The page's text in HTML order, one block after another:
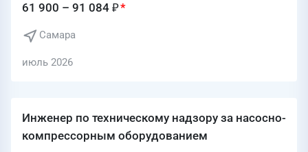
61 900 – 91 084 ₽
Самара
июль 2026
Инженер по техническому надзору за насосно-
компрессорным оборудованием